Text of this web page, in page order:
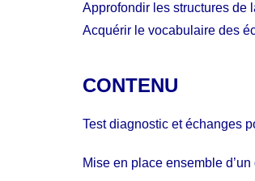
professionnel éligible
Approfondir les structures de
Acquérir le vocabulaire des
CONTENU
Test diagnostic et échanges
Mise en place ensemble